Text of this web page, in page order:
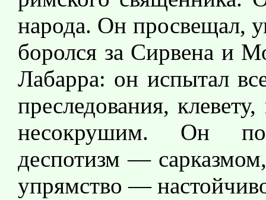
народа. Он просвещал,
боролся за Сирвена и
Лабарра: он испытал
преследования,
несокрушим. Он
деспотизм —
упрямство —